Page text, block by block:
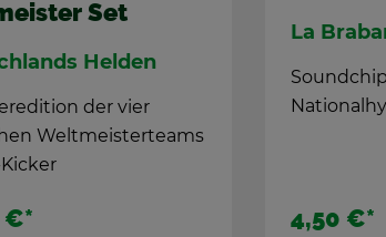
Na­tio­nal­hym­ne Bel­gi­ens
4,50 €